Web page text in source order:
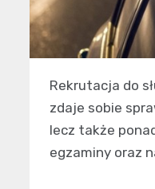
Rekrutacja do
zdaje sobie
lecz także
egzaminy oraz